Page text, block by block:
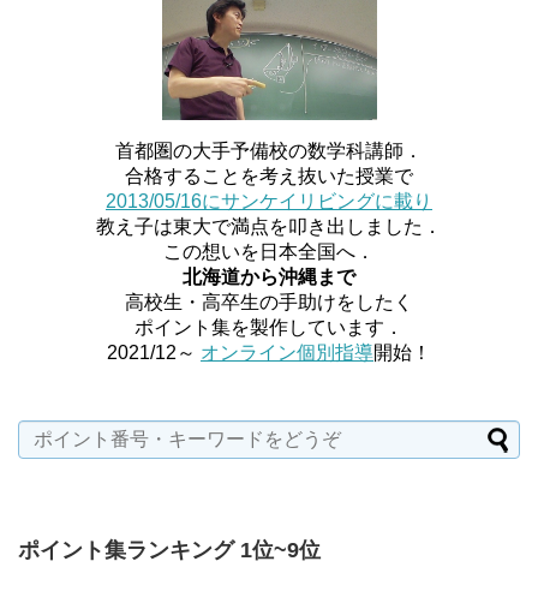
首都圏の大手予備校の数学科講師．
合格することを考え抜いた授業で
2013/05/16にサンケイリビングに載り
教え子は東大で満点を叩き出しました．
この想いを日本全国へ．
北海道から沖縄まで
高校生・高卒生の手助けをしたく
ポイント集を製作しています．
2021/12～ オンライン個別指導開始！
ポイント集ランキング 1位~9位